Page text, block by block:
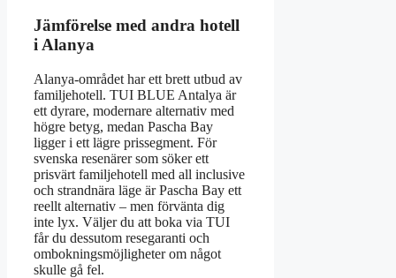
Jämförelse med andra hotell
i Alanya
Alanya-området har ett brett utbud av
familjehotell. TUI BLUE Antalya är
ett dyrare, modernare alternativ med
högre betyg, medan Pascha Bay
ligger i ett lägre prissegment. För
svenska resenärer som söker ett
prisvärt familjehotell med all inclusive
och strandnära läge är Pascha Bay ett
reellt alternativ – men förvänta dig
inte lyx. Väljer du att boka via TUI
får du dessutom resegaranti och
ombokningsmöjligheter om något
skulle gå fel.